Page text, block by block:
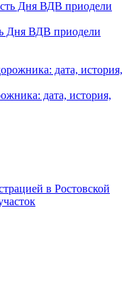
Дня ВДВ приодели
дата, история,
в Ростовской